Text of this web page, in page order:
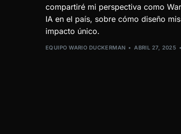
compartiré mi perspectiva como
IA en el país, sobre cómo diseño
impacto único.
EQUIPO WARIO DUCKERMAN ABRIL 27, 2025